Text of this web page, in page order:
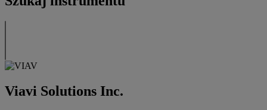
Viavi Solutions Inc.